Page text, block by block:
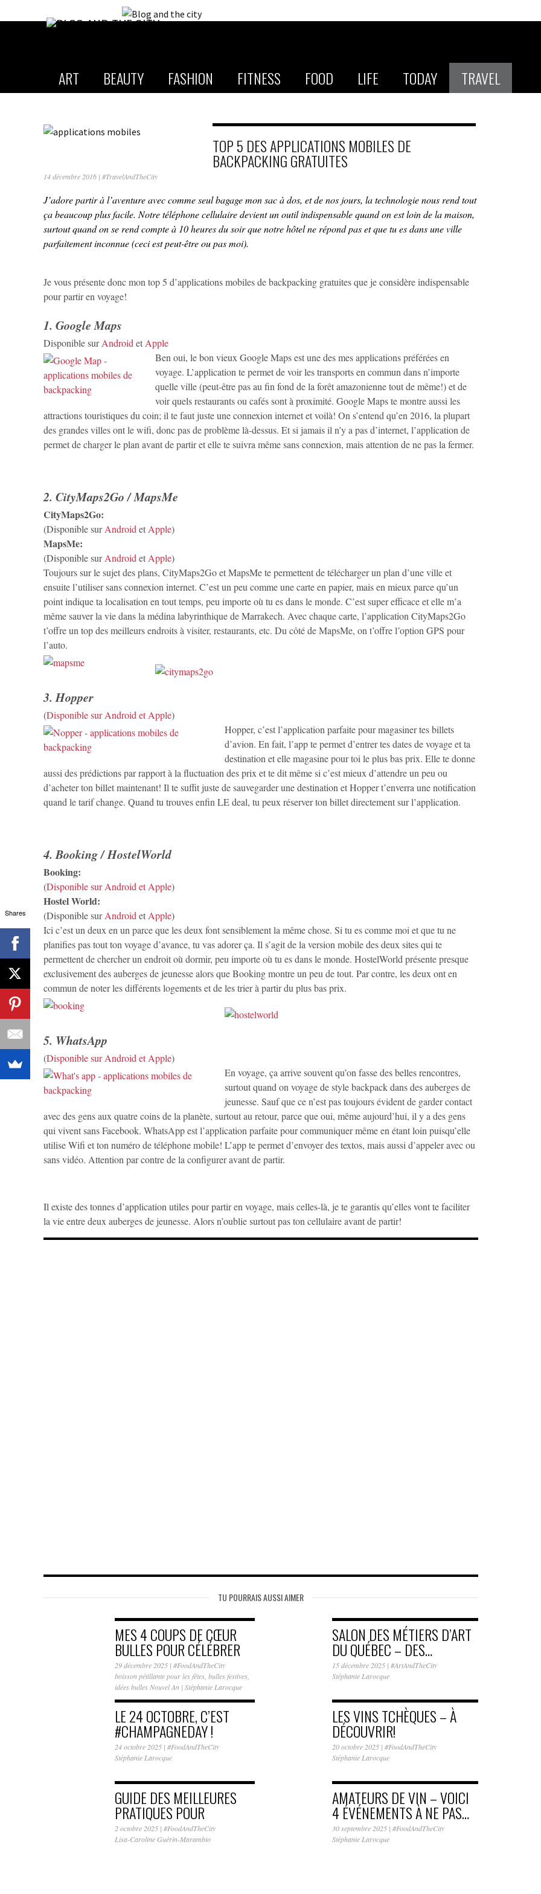
ART BEAUTY FASHION FITNESS FOOD LIFE TODAY TRAVEL
TOP 5 DES APPLICATIONS MOBILES DE
BACKPACKING GRATUITES
14 décembre 2016 | #TravelAndTheCity
J’adore partir à l’aventure avec comme seul bagage mon sac à dos, et de nos jours, la technologie nous rend tout
ça beaucoup plus facile. Notre téléphone cellulaire devient un outil indispensable quand on est loin de la maison,
surtout quand on se rend compte à 10 heures du soir que notre hôtel ne répond pas et que tu es dans une ville
parfaitement inconnue (ceci est peut-être ou pas moi).
Je vous présente donc mon top 5 d’applications mobiles de backpacking gratuites que je considère indispensable
pour partir en voyage!
1. Google Maps
Disponible surAndroid et Apple
Ben oui, le bon vieux Google Maps est une des mes applications préférées en
voyage. L’application te permet de voir les transports en commun dans n’importe
quelle ville (peut-être pas au fin fond de la forêt amazonienne tout de même!) et de
voir quels restaurants ou cafés sont à proximité. Google Maps te montre aussi les
attractions touristiques du coin; il te faut juste une connexion internet et voilà! On s’entend qu’en 2016, la plupart
des grandes villes ont le wifi, donc pas de problème là-dessus. Et si jamais il n’y a pas d’internet, l’application de
permet de charger le plan avant de partir et elle te suivra même sans connexion, mais attention de ne pas la fermer.
2. CityMaps2Go / MapsMe
CityMaps2Go:
(Disponible surAndroid et Apple)
MapsMe:
(Disponible surAndroid et Apple)
Toujours sur le sujet des plans, CityMaps2Go et MapsMe te permettent de télécharger un plan d’une ville et
ensuite l’utiliser sans connexion internet. C’est un peu comme une carte en papier, mais en mieux parce qu’un
point indique ta localisation en tout temps, peu importe où tu es dans le monde. C’est super efficace et elle m’a
même sauver la vie dans la médina labyrinthique de Marrakech. Avec chaque carte, l’application CityMaps2Go
t’offre un top des meilleurs endroits à visiter, restaurants, etc. Du côté de MapsMe, on t’offre l’option GPS pour
l’auto.
3. Hopper
(Disponible sur Android et Apple)
Hopper, c’est l’application parfaite pour magasiner tes billets
d’avion. En fait, l’app te permet d’entrer tes dates de voyage et ta
destination et elle magasine pour toi le plus bas prix. Elle te donne
aussi des prédictions par rapport à la fluctuation des prix et te dit même si c’est mieux d’attendre un peu ou
d’acheter ton billet maintenant! Il te suffit juste de sauvegarder une destination et Hopper t’enverra une notification
quand le tarif change. Quand tu trouves enfin LE deal, tu peux réserver ton billet directement sur l’application.
4. Booking / HostelWorld
Booking:
(Disponible sur Android et Apple)
Hostel World:
(Disponible surAndroid et Apple)
Ici c’est un deux en un parce que les deux font sensiblement la même chose. Si tu es comme moi et que tu ne
planifies pas tout ton voyage d’avance, tu vas adorer ça. Il s’agit de la version mobile des deux sites qui te
permettent de chercher un endroit où dormir, peu importe où tu es dans le monde. HostelWorld présente presque
exclusivement des auberges de jeunesse alors que Booking montre un peu de tout. Par contre, les deux ont en
commun de noter les différents logements et de les trier à partir du plus bas prix.
5. WhatsApp
(Disponible sur Android et Apple)
En voyage, ça arrive souvent qu’on fasse des belles rencontres,
surtout quand on voyage de style backpack dans des auberges de
jeunesse. Sauf que ce n’est pas toujours évident de garder contact
avec des gens aux quatre coins de la planète, surtout au retour, parce que oui, même aujourd’hui, il y a des gens
qui vivent sans Facebook. WhatsApp est l’application parfaite pour communiquer même en étant loin puisqu’elle
utilise Wifi et ton numéro de téléphone mobile! L’app te permet d’envoyer des textos, mais aussi d’appeler avec ou
sans vidéo. Attention par contre de la configurer avant de partir.
Il existe des tonnes d’application utiles pour partir en voyage, mais celles-là, je te garantis qu’elles vont te faciliter
la vie entre deux auberges de jeunesse. Alors n’oublie surtout pas ton cellulaire avant de partir!
TU POURRAIS AUSSI AIMER
MES 4 COUPS DE CŒUR
BULLES POUR CÉLÉBRER
LA NOUVELLE…
29 décembre 2025 | #FoodAndTheCity
boisson pétillante pour les fêtes bulles festives
idées bulles Nouvel An | Stéphanie Larocque
SALON DES MÉTIERS D’ART
DU QUÉBEC – DES…
15 décembre 2025 | #ArtAndTheCity
Stéphanie Larocque
LE 24 OCTOBRE, C’EST
#CHAMPAGNEDAY !
24 octobre 2025 | #FoodAndTheCity
Stéphanie Larocque
LES VINS TCHÈQUES – À
DÉCOUVRIR!
20 octobre 2025 | #FoodAndTheCity
Stéphanie Larocque
GUIDE DES MEILLEURES
PRATIQUES POUR
PROFITER DES SALONS
DE…
2 octobre 2025 | #FoodAndTheCity
Lisa-Caroline Guérin-Marambio
AMATEURS DE VIN – VOICI
4 ÉVÉNEMENTS À NE PAS…
30 septembre 2025 | #FoodAndTheCity
Stéphanie Larocque
Shares